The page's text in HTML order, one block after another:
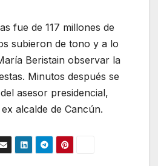
fue de 117 millones de
subieron de tono y a lo
Beristain observar la
Minutos después se
asesor presidencial,
alcalde de Cancún.